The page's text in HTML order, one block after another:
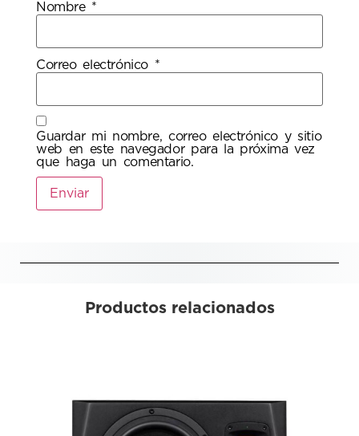
Nombre *
Correo electrónico *
Guardar mi nombre, correo electrónico y sitio
web en este navegador para la próxima vez
que haga un comentario.
Productos relacionados